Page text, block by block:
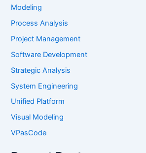
Modeling
Process Analysis
Project Management
Software Development
Strategic Analysis
System Engineering
Unified Platform
Visual Modeling
VPasCode